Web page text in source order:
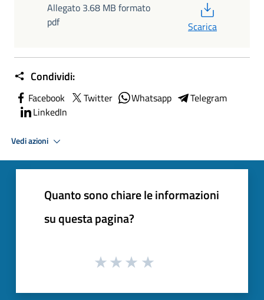
Allegato 3.68 MB formato
pdf
Scarica
Condividi:
Facebook Twitter Whatsapp
Telegram
LinkedIn
Vedi azioni
Quanto sono chiare le informazioni
su questa pagina?